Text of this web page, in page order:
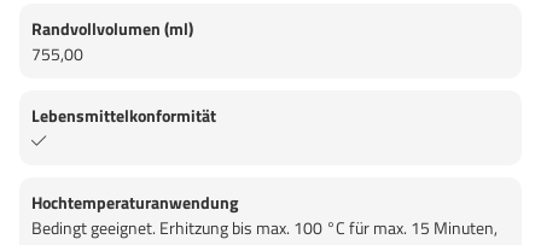
Randvollvolumen (ml)
755,00
Lebensmittelkonformität
Hochtemperaturanwendung
Bedingt geeignet. Erhitzung bis max. 100 °C für max. 15 Minuten,